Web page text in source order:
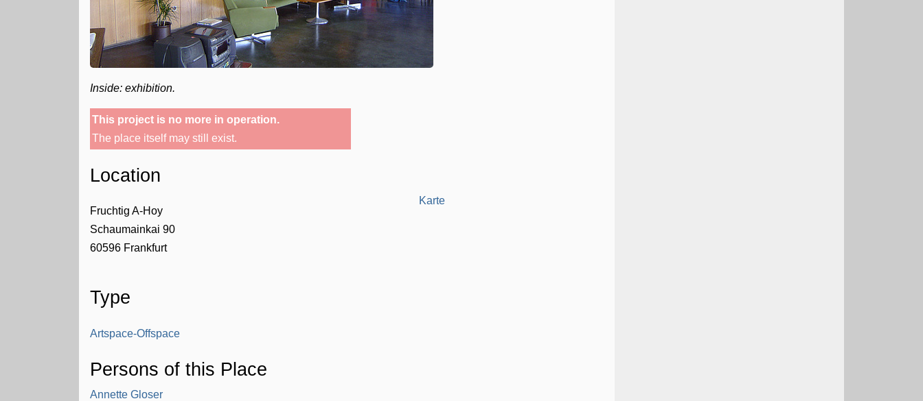
Inside: exhibition.
This project is no more in operation.
The place itself may still exist.
Location
Fruchtig A-Hoy
Schaumainkai 90
60596 Frankfurt
Karte
Type
Artspace-Offspace
Persons of this Place
Annette Gloser